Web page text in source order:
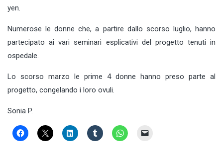
yen.
Numerose le donne che, a partire dallo scorso luglio, hanno
partecipato ai vari seminari esplicativi del progetto tenuti in
ospedale.
Lo scorso marzo le prime 4 donne hanno preso parte al
progetto, congelando i loro ovuli.
Sonia P.